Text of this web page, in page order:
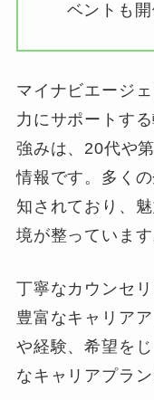
ベントも開
マイナビエージ
力にサポートす
強みは、20代や
情報です。多く
知されており、
境が整っています
丁寧なカウンセ
豊富なキャリア
や経験、希望を
なキャリアプラ